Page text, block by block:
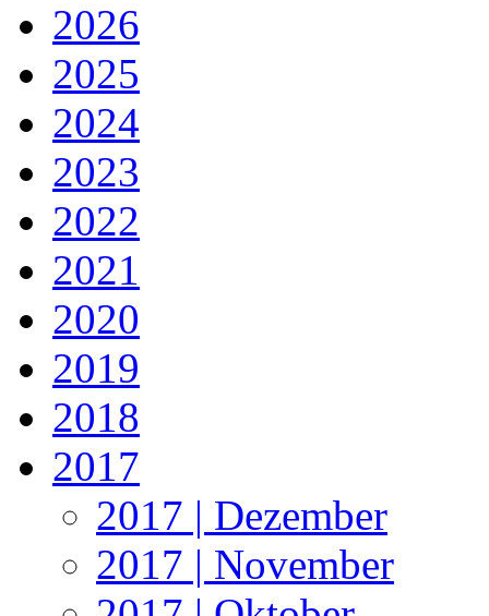
2026
2025
2024
2023
2022
2021
2020
2019
2018
2017
2017 | Dezember
2017 | November